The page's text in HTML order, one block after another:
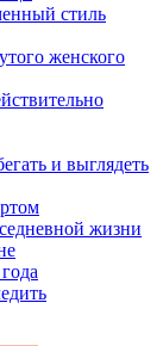
стиль
женского
и выглядеть
жизни